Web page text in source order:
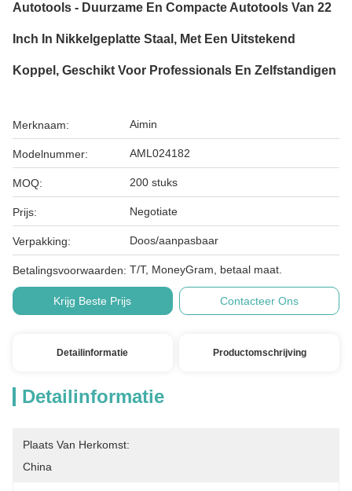
Autotools - Duurzame En Compacte Autotools Van 22
Inch In Nikkelgeplatte Staal, Met Een Uitstekend
Koppel, Geschikt Voor Professionals En Zelfstandigen
Merknaam: Aimin
Modelnummer: AML024182
MOQ: 200 stuks
Prijs: Negotiate
Verpakking: Doos/aanpasbaar
Betalingsvoorwaarden: T/T, MoneyGram, betaal maat.
Krijg Beste Prijs Contacteer Ons
Detailinformatie Productomschrijving
Detailinformatie
Plaats Van Herkomst:
China